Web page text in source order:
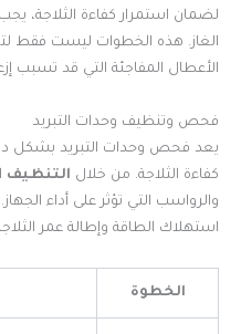
لضمان استمرار كفاءة الثلاجة، يجب
الغاز. هذه الخطوات ليست فقط
الأعطال المفاجئة التي قد تسبب
فحص وتنظيف وحدات التبريد
يعد فحص وحدات التبريد بشكل
كفاءة الثلاجة. من خلال التنظيف
والرواسب التي تؤثر على أداء
استهلاك الطاقة وإطالة عمر
الخطوة